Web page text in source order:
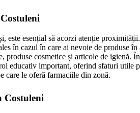
este esențial să acorzi atenție
în cazul în care ai nevoie de produse
produse cosmetice și articole de
educativ important, oferind sfaturi utile
care le oferă farmaciile din zonă.
Costuleni